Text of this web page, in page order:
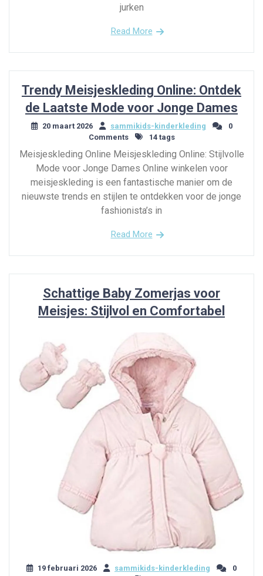
jurken
Read More
Trendy Meisjeskleding Online: Ontdek
de Laatste Mode voor Jonge Dames
20 maart 2026 sammikids-kinderkleding
0
Comments
14 tags
Meisjeskleding Online Meisjeskleding Online: Stijlvolle
Mode voor Jonge Dames Online winkelen voor
meisjeskleding is een fantastische manier om de
nieuwste trends en stijlen te ontdekken voor de jonge
fashionista’s in
Read More
Schattige Baby Zomerjas voor
Meisjes: Stijlvol en Comfortabel
19 februari 2026 sammikids-kinderkleding
0